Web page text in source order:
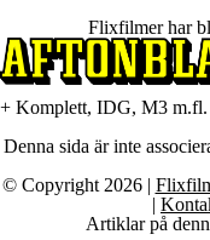
Flixfilmer har
+ Komplett, IDG, M3 m.fl.
Denna sida är inte
© Copyright 2026 |
|
Artiklar på